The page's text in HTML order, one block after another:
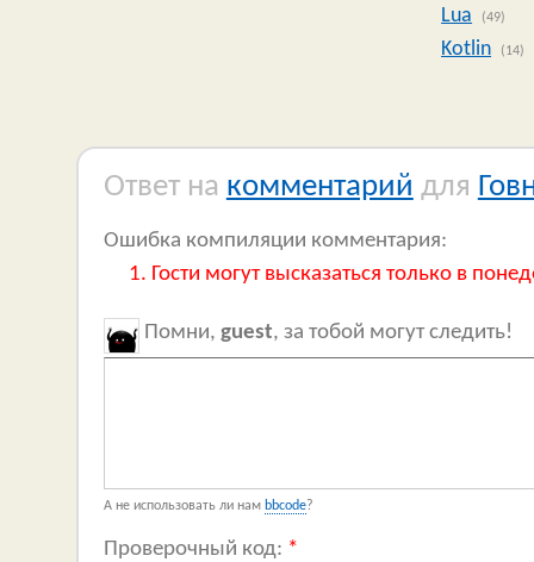
Lua
(49)
Kotlin (14)
Ответ на комментарий для
Ошибка компиляции комментария:
Гости могут высказаться только в
Помни, guest, за тобой могут следить!
А не использовать ли нам bbcode?
Проверочный код: *